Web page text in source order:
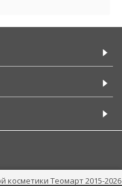
косметики Теомарт 2015-2026